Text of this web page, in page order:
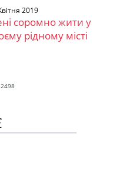
2019
соромно жити у
рідному місті
2498